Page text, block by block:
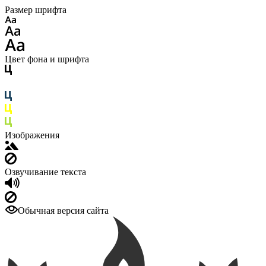
Размер шрифта
Цвет фона и шрифта
Изображения
Озвучивание текста
Обычная версия сайта